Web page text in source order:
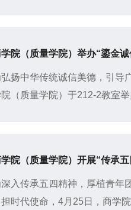
院（质量学院）举办“鎏金
弘扬中华传统诚信美德，引导
（质量学院）于212-2教室
院（质量学院）开展“传承
深入传承五四精神，厚植青年
担时代使命，4月25日，商学